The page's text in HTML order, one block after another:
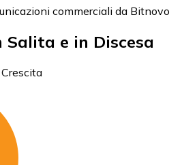
commerciali da Bitnovo
e in Discesa